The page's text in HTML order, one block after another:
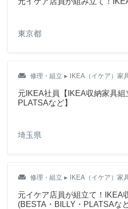
東京都
weekend 修理・組立 ▸ IKEA（イケア）家
元IKEA社員【IKEA収納家具組
PLATSAなど】
埼玉県
weekend 修理・組立 ▸ IKEA（イケア）家
元イケア店員が組立て！IKEA
(BESTA・BILLY・PLATSAな